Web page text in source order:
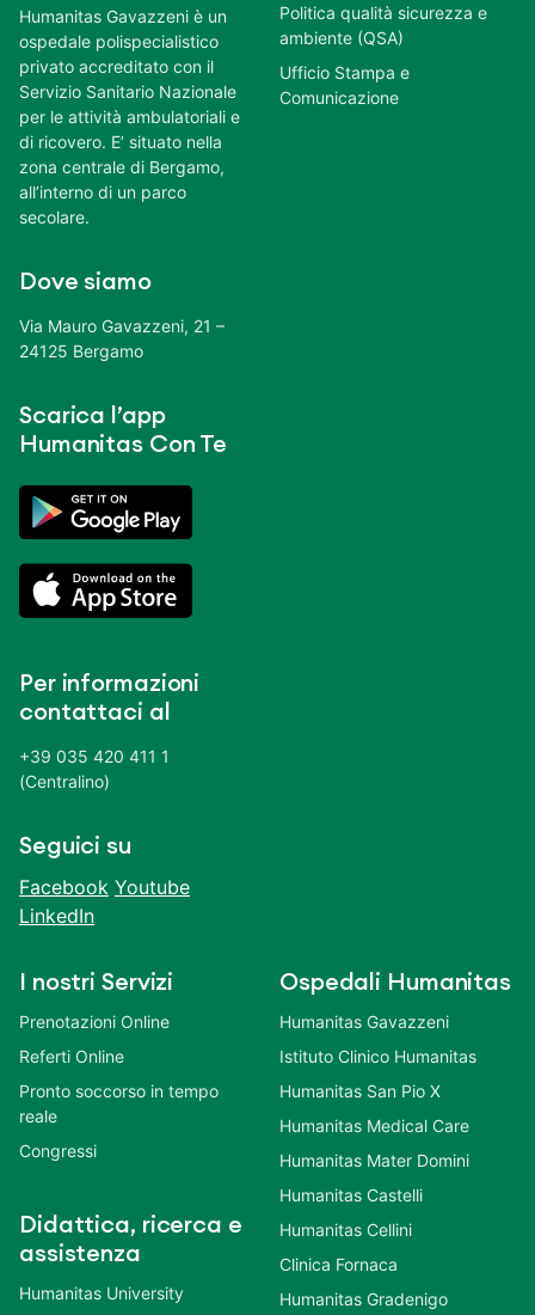
Humanitas Gavazzeni è un
ospedale polispecialistico
privato accreditato con il
Servizio Sanitario Nazionale
per le attività ambulatoriali e
di ricovero. E’ situato nella
zona centrale di Bergamo,
all’interno di un parco
secolare.
Dove siamo
Via Mauro Gavazzeni, 21 –
24125 Bergamo
Scarica l’app
Humanitas Con Te
Per informazioni
contattaci al
+39 035 420 411 1
(Centralino)
Seguici su
Facebook Youtube
LinkedIn
Politica qualità sicurezza e
ambiente (QSA)
Ufficio Stampa e
Comunicazione
I nostri Servizi
Prenotazioni Online
Referti Online
Pronto soccorso in tempo
reale
Congressi
Didattica, ricerca e
assistenza
Humanitas University
Ospedali Humanitas
Humanitas Gavazzeni
Istituto Clinico Humanitas
Humanitas San Pio X
Humanitas Medical Care
Humanitas Mater Domini
Humanitas Castelli
Humanitas Cellini
Clinica Fornaca
Humanitas Gradenigo